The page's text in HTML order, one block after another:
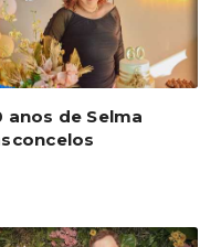
anos de Selma